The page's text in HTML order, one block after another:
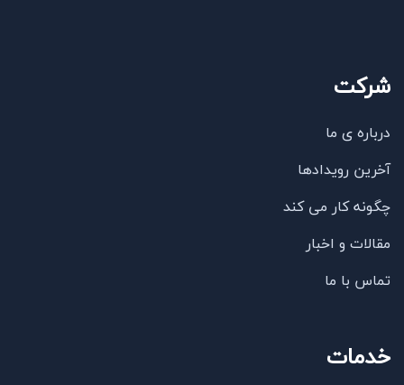
شرکت
درباره ی ما
آخرین رویدادها
چگونه کار می کند
مقالات و اخبار
تماس با ما
خدمات